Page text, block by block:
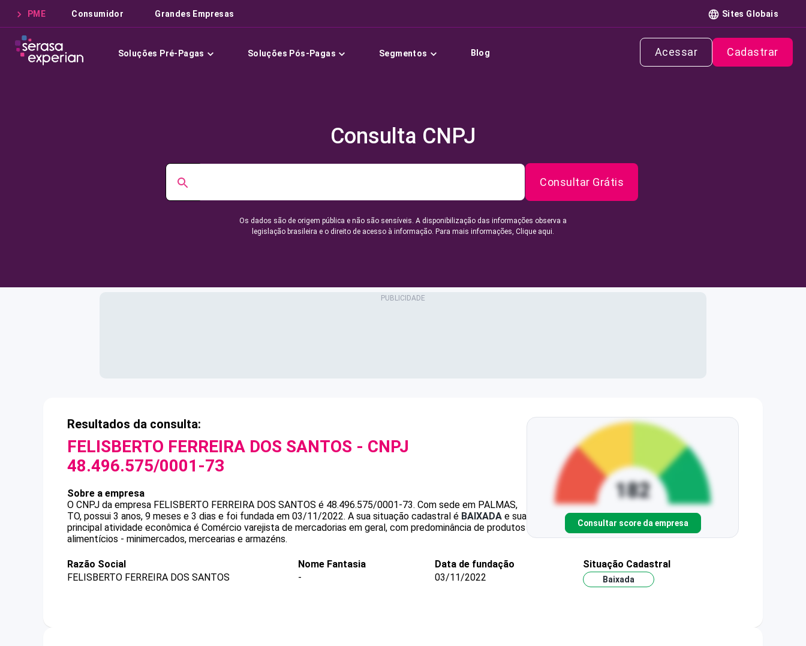
PME Consumidor Grandes Empresas Sites Globais
Soluções Pré-Pagas Soluções Pós-Pagas Segmentos Blog Acessar Cadastrar
Consulta CNPJ
Consultar Grátis
Os dados são de origem pública e não são sensíveis. A disponibilização das informações observa a
legislação brasileira e o direito de acesso à informação. Para mais informações, Clique aqui.
Resultados da consulta:
FELISBERTO FERREIRA DOS SANTOS - CNPJ
48.496.575/0001-73
Sobre a empresa
O CNPJ da empresa FELISBERTO FERREIRA DOS SANTOS é 48.496.575/0001-73. Com sede em PALMAS,
TO, possui 3 anos, 9 meses e 3 dias e foi fundada em 03/11/2022. A sua situação cadastral é BAIXADA e sua
principal atividade econômica é Comércio varejista de mercadorias em geral, com predominância de produtos
alimentícios - minimercados, mercearias e armazéns.
Consultar score da empresa
Razão Social
FELISBERTO FERREIRA DOS SANTOS
Nome Fantasia
-
Data de fundação
03/11/2022
Situação Cadastral
Baixada